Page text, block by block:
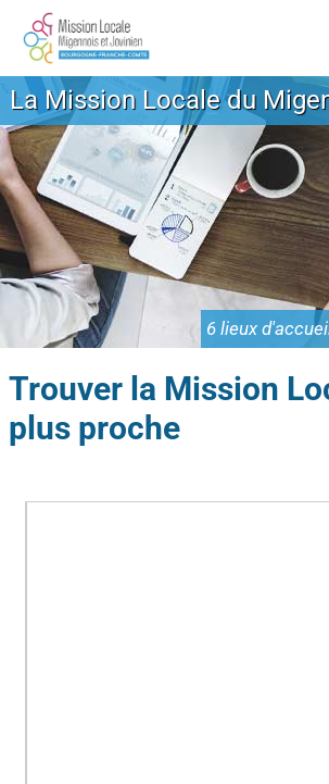
La Mission Locale du
6 lieux
Trouver la Mission
plus proche